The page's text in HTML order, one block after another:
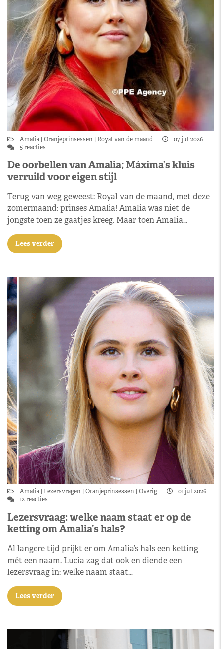
Amalia Oranjeprinsessen Royal van de maand
07 jul 2026
5 reacties
De oorbellen van Amalia; Máxima’s kluis
verruild voor eigen stijl
Terug van weg geweest: Royal van de maand, met deze
zomermaand: prinses Amalia! Amalia was niet de
jongste toen ze gaatjes kreeg. Maar toen Amalia…
Lees verder
Amalia Lezersvragen Oranjeprinsessen Overig
01 jul 2026
12 reacties
Lezersvraag: welke naam staat er op de
ketting om Amalia’s hals?
Al langere tijd prijkt er om Amalia’s hals een ketting
mét een naam. Lucia zag dat ook en diende een
lezersvraag in: welke naam staat…
Lees verder